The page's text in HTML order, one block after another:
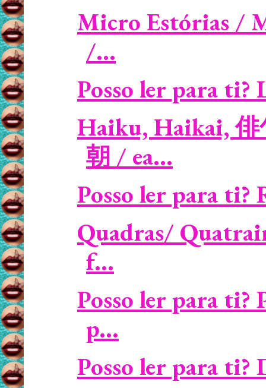
Micro Estórias /
/...
Posso ler para ti?
Haiku, Haikai, 俳
朝 / ea...
Posso ler para
Quadras/
f...
Posso ler para ti?
p...
Posso ler para